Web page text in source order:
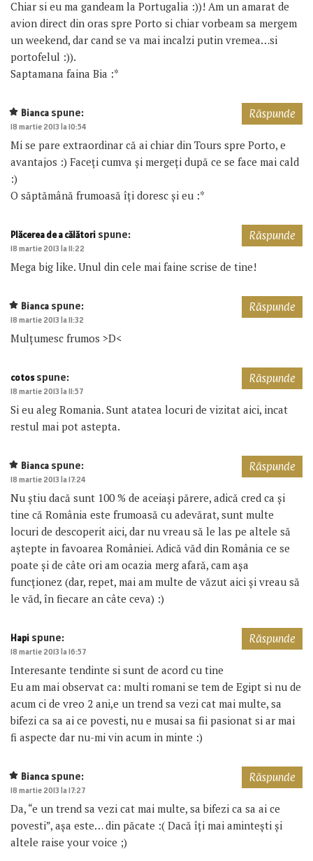
Chiar si eu ma gandeam la Portugalia :))! Am un amarat de
avion direct din oras spre Porto si chiar vorbeam sa mergem
un weekend, dar cand se va mai incalzi putin vremea…si
portofelul :)).
Saptamana faina Bia :*
Bianca spune:
18 martie 2013 la 10:54
Mi se pare extraordinar că ai chiar din Tours spre Porto, e
avantajos :) Faceți cumva și mergeți după ce se face mai cald
:)
O săptămână frumoasă îți doresc și eu :*
Răspunde
Plăcerea de a călători spune:
18 martie 2013 la 11:22
Mega big like. Unul din cele mai faine scrise de tine!
Răspunde
Bianca spune:
18 martie 2013 la 11:32
Mulțumesc frumos >D<
Răspunde
cotos spune:
18 martie 2013 la 11:57
Si eu aleg Romania. Sunt atatea locuri de vizitat aici, incat
restul mai pot astepta.
Răspunde
Bianca spune:
18 martie 2013 la 17:24
Nu știu dacă sunt 100 % de aceiași părere, adică cred ca și
tine că România este frumoasă cu adevărat, sunt multe
locuri de descoperit aici, dar nu vreau să le las pe altele să
aștepte in favoarea României. Adică văd din România ce se
poate și de câte ori am ocazia merg afară, cam așa
funcționez (dar, repet, mai am multe de văzut aici și vreau să
le văd, în fiecare an câte ceva) :)
Răspunde
Hapi spune:
18 martie 2013 la 16:57
Interesante tendinte si sunt de acord cu tine
Eu am mai observat ca: multi romani se tem de Egipt si nu de
acum ci de vreo 2 ani,e un trend sa vezi cat mai multe, sa
bifezi ca sa ai ce povesti, nu e musai sa fii pasionat si ar mai
fi aspecte dar nu-mi vin acum in minte :)
Răspunde
Bianca spune:
18 martie 2013 la 17:27
Da, “e un trend sa vezi cat mai multe, sa bifezi ca sa ai ce
povesti”, așa este… din păcate :( Dacă îți mai amintești și
altele raise your voice ;)
Răspunde